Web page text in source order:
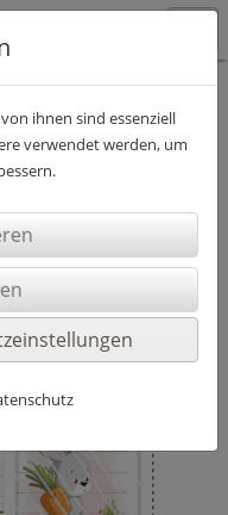
ihnen sind essenziell
verwendet werden, um